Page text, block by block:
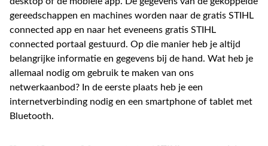
gereedschappen en machines worden naar de gratis STIHL
connected app en naar het eveneens gratis STIHL
connected portaal gestuurd. Op die manier heb je altijd
belangrijke informatie en gegevens bij de hand. Wat heb je
allemaal nodig om gebruik te maken van ons
netwerkaanbod? In de eerste plaats heb je een
internetverbinding nodig en een smartphone of tablet met
Bluetooth.